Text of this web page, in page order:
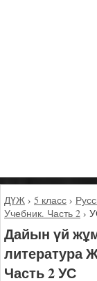
ДҮЖ › 5 класс ›
Учебник. Часть 2 ›
Дайын үй
литература
Часть 2 УС